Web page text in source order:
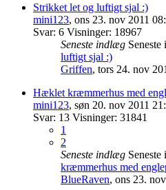
Strikket let og luftigt sjal :)
mini123, ons 23. nov 2011
Svar: 6 Visninger: 18967
Seneste indlæg
luftigt sjal :)
Griffen, tors 24. nov
Hæklet kræmmerhus med
mini123, søn 20. nov 2011
Svar: 13 Visninger: 31841
1
2
Seneste indlæg
kræmmerhus med
BlueRaven, ons 23.